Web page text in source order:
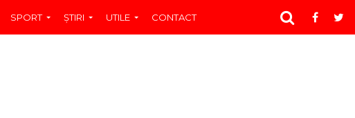
SPORT ŞTIRI UTILE CONTACT